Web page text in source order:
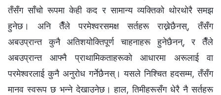
तँसँग साँचो रूपमा केही कद र सामान्य व्यक्तिको थोरथोरै समझ
हुनेछ। अनि तैँले परमेश्‍वरसमक्ष सर्तहरू राख्नेछैनस्, तँसँग
अबउप्रान्त कुनै अतिशयोक्तिपूर्ण चाहनाहरू हुनेछैनन्, र तैँले
अबउप्रान्त आफ्‍नै प्राथामिकताहरूको आधारमा अरूलाई वा
परमेश्‍वरलाई कुनै अनुरोध गर्नेछैनस्। यसले निश्‍चित हदसम्‍म, तँसँग
मानव स्वरूप छ भन्‍ने देखाउनेछ। हाल, तिमीहरूसँग धेरै नै सर्तहरू